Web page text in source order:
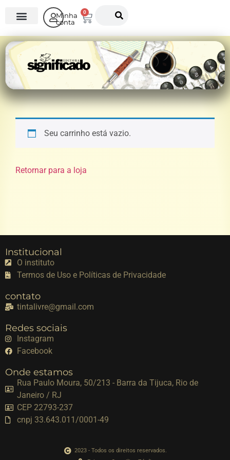
Minha
conta
0
Seu carrinho está vazio.
Retornar para a loja
Institucional
O instituto
Termos de Uso e Políticas de Privacidade
contato
tintalivre@gmail.com
Redes sociais
Instagram
Facebook
Onde estamos
Rua Paulo Moura, 50/213 - Barra da Tijuca, Rio de
Janeiro / RJ
CEP 22793-237
cnpj 33.643.011/0001-49
2023 - Todos os direitos reservados.